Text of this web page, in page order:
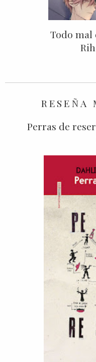
Todo mal
RESEÑA
Perras de